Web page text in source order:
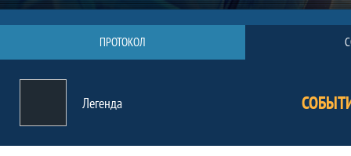
ПРОТОКОЛ
Легенда